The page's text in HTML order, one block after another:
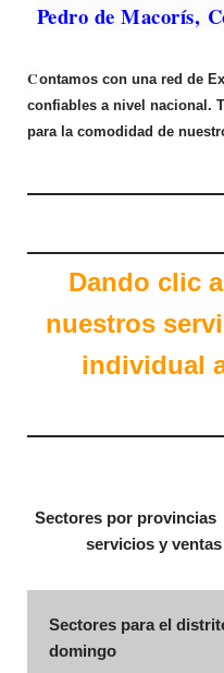
Pedro de Macorís,
Contamos con una red de
confiables a nivel nacional.
para la comodidad de
Dando clic
nuestros
individual
Sectores por provincias
servicios y
Sectores para el
domingo